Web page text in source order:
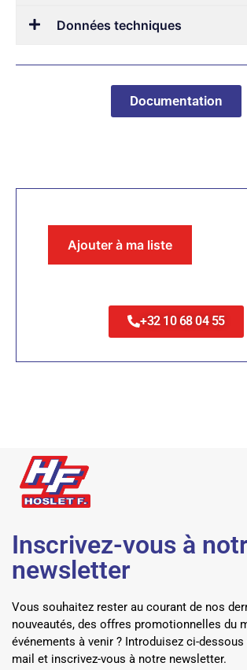
Données techniques
Documentation
Ajouter à ma liste
+32 10 68 04 55
Inscrivez-vous à
newsletter
Vous souhaitez rester au courant de nos
nouveautés, des offres promotionnelles du
événements à venir ? Introduisez ci-
mail et inscrivez-vous à notre newsletter.